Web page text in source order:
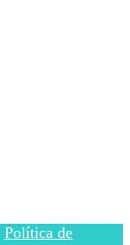
Política de